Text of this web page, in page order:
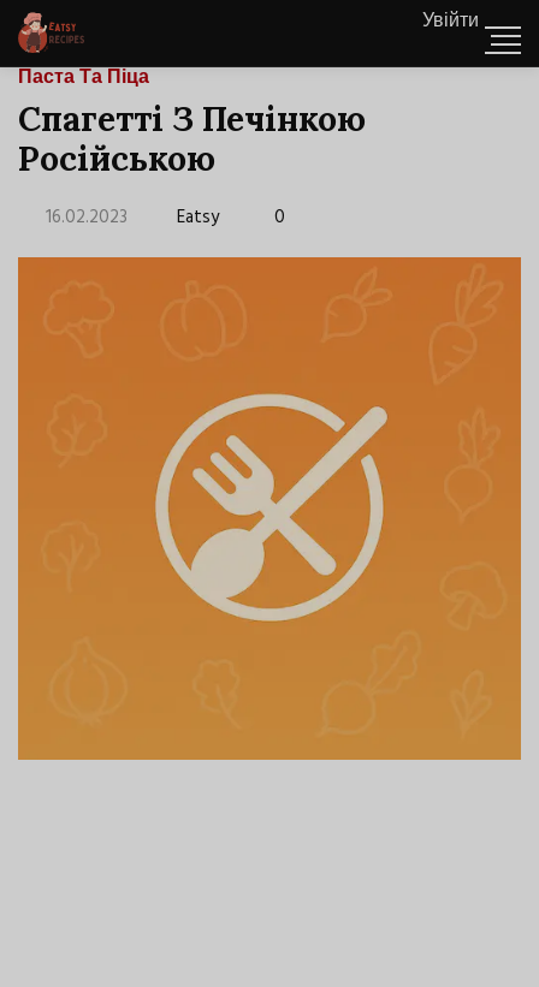
Увійти
Паста Та Піца
Спагетті З Печінкою
Російською
16.02.2023 Eatsy 0